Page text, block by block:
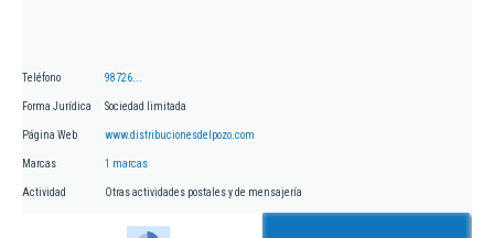
Teléfono 98726...
Forma Jurídica Sociedad limitada
Página Web www.distribucionesdelpozo.com
Marcas 1 marcas
Actividad Otras actividades postales y de mensajería